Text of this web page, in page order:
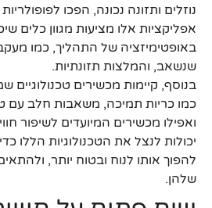
נוזלים ותזונה נכונה, הפכו
אפליקציות אלו מציעות מגוון כלים
באופטימיזציה של התהליך, כמו
שנשאב, והמלצות תזונתיות.
בנוסף, קיימות מכשירים
כמו כריות תמיכה, משאבות חלב עם
ואפילו מכשירים המיועדים לשיפור
יכולות לנצל את הטכנולוגיות הללו
להפוך אותו לנוח ובטוח יותר,
שלהן.